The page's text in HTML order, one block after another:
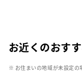
お近くのおす
※ お住まいの地域が未設定の